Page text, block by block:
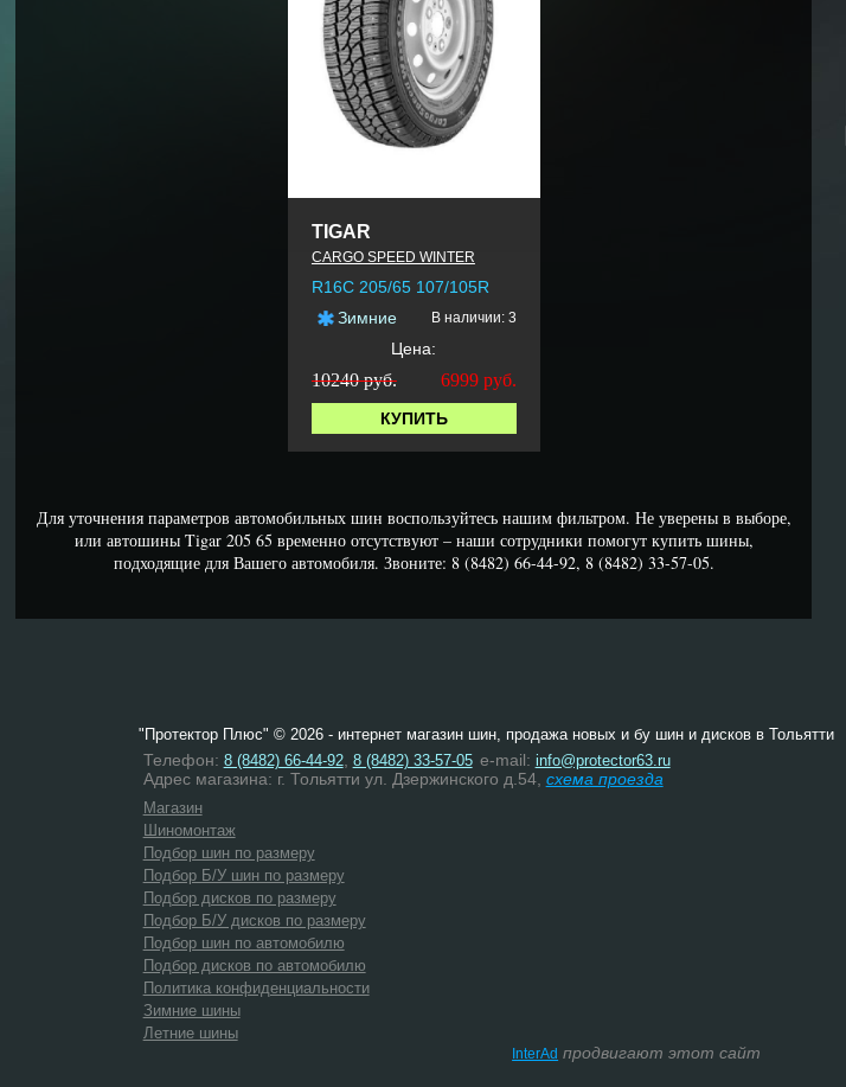
TIGAR
CARGO SPEED WINTER
R16C 205/65 107/105R
Зимние
В наличии: 3
Цена:
10240 руб. 6999 руб.
КУПИТЬ
Для уточнения параметров автомобильных шин воспользуйтесь нашим фильтром. Не уверены в выборе,
или автошины Tigar 205 65 временно отсутствуют – наши сотрудники помогут купить шины,
подходящие для Вашего автомобиля. Звоните: 8 (8482) 66-44-92, 8 (8482) 33-57-05.
"Протектор Плюс" © 2026 - интернет магазин шин, продажа новых и бу шин и дисков в Тольятти
Телефон: 8 (8482) 66-44-92, 8 (8482) 33-57-05 e-mail: info@protector63.ru
Адрес магазина: г. Тольятти ул. Дзержинского д.54, схема проезда
Магазин
Шиномонтаж
Подбор шин по размеру
Подбор Б/У шин по размеру
Подбор дисков по размеру
Подбор Б/У дисков по размеру
Подбор шин по автомобилю
Подбор дисков по автомобилю
Политика конфиденциальности
Зимние шины
Летние шины
InterAd продвигают этот сайт